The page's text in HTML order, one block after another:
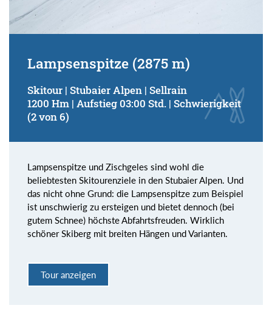
Lampsenspitze (2875 m)
Skitour | Stubaier Alpen | Sellrain
1200 Hm | Aufstieg 03:00 Std. | Schwierigkeit
(2 von 6)
Lampsenspitze und Zischgeles sind wohl die
beliebtesten Skitourenziele in den Stubaier Alpen. Und
das nicht ohne Grund: die Lampsenspitze zum Beispiel
ist unschwierig zu ersteigen und bietet dennoch (bei
gutem Schnee) höchste Abfahrtsfreuden. Wirklich
schöner Skiberg mit breiten Hängen und Varianten.
Tour anzeigen